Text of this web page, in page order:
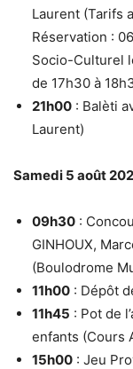
Laurent (Tarifs
Réservation :
Socio-Culturel
de 17h30 à
21h00 : Balèti
Laurent)
Samedi 5 août
09h30 :
GINHOUX,
(Boulodrome
11h00 : Dépôt
11h45 : Pot de
enfants (Cours
15h00 : Jeu